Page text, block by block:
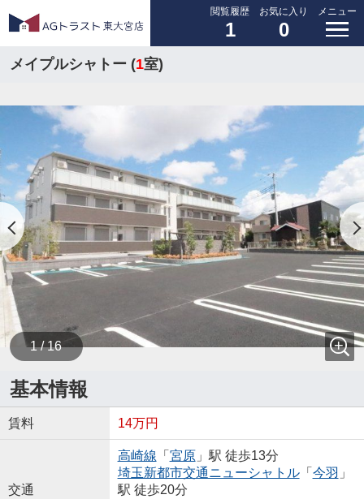
閲覧履歴
1
お気に入り
0
メニュー
メイプルシャトー (1室)
1 / 16
基本情報
賃料 14万円
交通
高崎線 「 宮原」駅 徒歩13分
埼玉新都市交通ニューシャトル「 今羽 」
駅 徒歩20分